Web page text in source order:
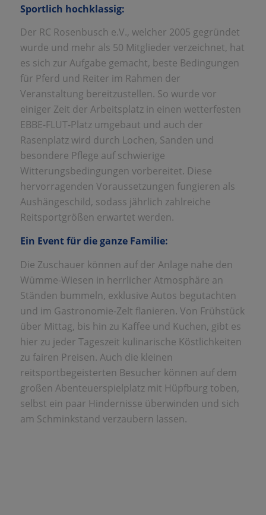
Sportlich hochklassig:
Der RC Rosenbusch e.V., welcher 2005 gegründet
wurde und mehr als 50 Mitglieder verzeichnet, hat
es sich zur Aufgabe gemacht, beste Bedingungen
für Pferd und Reiter im Rahmen der
Veranstaltung bereitzustellen. So wurde vor
einiger Zeit der Arbeitsplatz in einen wetterfesten
EBBE-FLUT-Platz umgebaut und auch der
Rasenplatz wird durch Lochen, Sanden und
besondere Pflege auf schwierige
Witterungsbedingungen vorbereitet. Diese
hervorragenden Voraussetzungen fungieren als
Aushängeschild, sodass jährlich zahlreiche
Reitsportgrößen erwartet werden.
Ein Event für die ganze Familie:
Die Zuschauer können auf der Anlage nahe den
Wümme-Wiesen in herrlicher Atmosphäre an
Ständen bummeln, exklusive Autos begutachten
und im Gastronomie-Zelt flanieren. Von Frühstück
über Mittag, bis hin zu Kaffee und Kuchen, gibt es
hier zu jeder Tageszeit kulinarische Köstlichkeiten
zu fairen Preisen. Auch die kleinen
reitsportbegeisterten Besucher können auf dem
großen Abenteuerspielplatz mit Hüpfburg toben,
selbst ein paar Hindernisse überwinden und sich
am Schminkstand verzaubern lassen.